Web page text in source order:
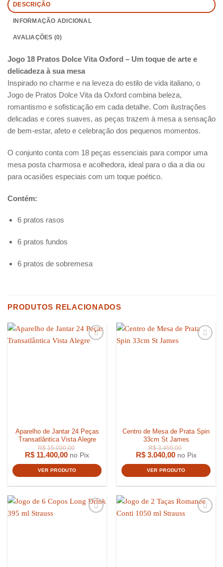
DESCRIÇÃO
INFORMAÇÃO ADICIONAL
AVALIAÇÕES (0)
Jogo 18 Pratos Dolce Vita Oxford – Um toque de arte e
delicadeza à sua mesa
Inspirado no charme e na leveza do estilo de vida italiano, o
Jogo de Pratos Dolce Vita da Oxford combina beleza,
romantismo e sofisticação em cada detalhe. Com ilustrações
delicadas e cores suaves, as peças trazem à mesa a sensação
de bem-estar, afeto e celebração dos pequenos momentos.
O conjunto conta com 18 peças essenciais para compor uma
mesa posta charmosa e acolhedora, ideal para o dia a dia ou
para ocasiões especiais com um toque poético.
Contém:
6 pratos rasos
6 pratos fundos
6 pratos de sobremesa
PRODUTOS RELACIONADOS
Aparelho de Jantar 24 Peças
Transatlântica Vista Alegre
R$ 11.400,00 no Pix
VER PRODUTO
Centro de Mesa de Prata Spin
33cm St James
R$3.040,00 no Pix
VER PRODUTO